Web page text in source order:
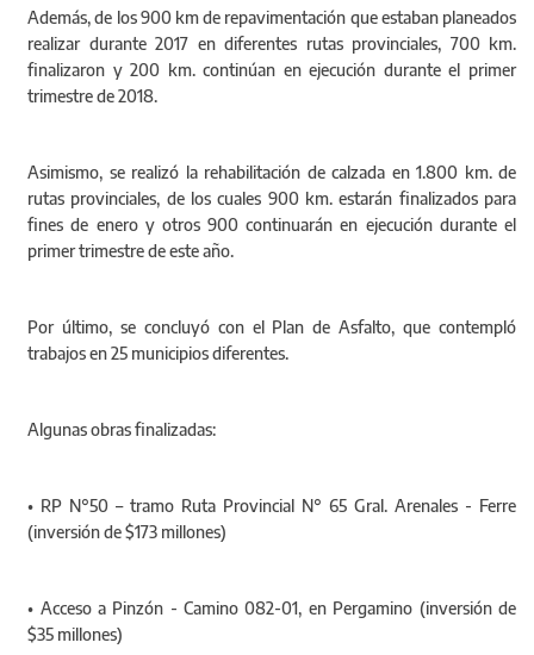
Además, de los 900 km de repavimentación que estaban planeados
realizar durante 2017 en diferentes rutas provinciales, 700 km.
finalizaron y 200 km. continúan en ejecución durante el primer
trimestre de 2018.
Asimismo, se realizó la rehabilitación de calzada en 1.800 km. de
rutas provinciales, de los cuales 900 km. estarán finalizados para
fines de enero y otros 900 continuarán en ejecución durante el
primer trimestre de este año.
Por último, se concluyó con el Plan de Asfalto, que contempló
trabajos en 25 municipios diferentes.
Algunas obras finalizadas:
• RP N°50 – tramo Ruta Provincial N° 65 Gral. Arenales - Ferre
(inversión de $173 millones)
• Acceso a Pinzón - Camino 082-01, en Pergamino (inversión de
$35 millones)